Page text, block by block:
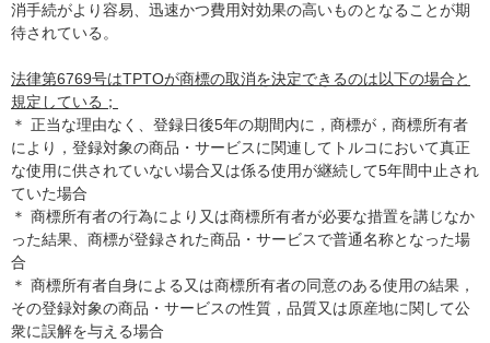
消手続がより容易、迅速かつ費用対効果の高いものとなることが期
待されている。
法律第6769号はTPTOが商標の取消を決定できるのは以下の場合と
規定している；
＊ 正当な理由なく、登録日後5年の期間内に，商標が，商標所有者
により，登録対象の商品・サービスに関連してトルコにおいて真正
な使用に供されていない場合又は係る使用が継続して5年間中止され
ていた場合
＊ 商標所有者の行為により又は商標所有者が必要な措置を講じなか
った結果、商標が登録された商品・サービスで普通名称となった場
合
＊ 商標所有者自身による又は商標所有者の同意のある使用の結果，
その登録対象の商品・サービスの性質，品質又は原産地に関して公
衆に誤解を与える場合